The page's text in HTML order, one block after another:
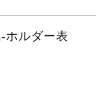
ホルダー表